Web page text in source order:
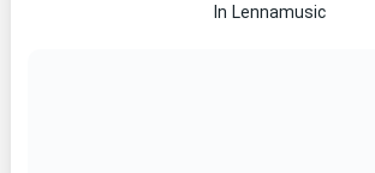
In Lennamusic